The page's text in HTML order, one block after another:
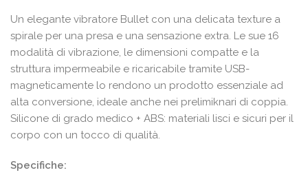
39,90€.24,95€.
Un elegante vibratore Bullet con una delicata texture a
spirale per una presa e una sensazione extra. Le sue 16
modalità di vibrazione, le dimensioni compatte e la
struttura impermeabile e ricaricabile tramite USB-
magneticamente lo rendono un prodotto essenziale ad
alta conversione, ideale anche nei prelimiknari di coppia.
Silicone di grado medico + ABS: materiali lisci e sicuri per il
corpo con un tocco di qualità.
Specifiche: